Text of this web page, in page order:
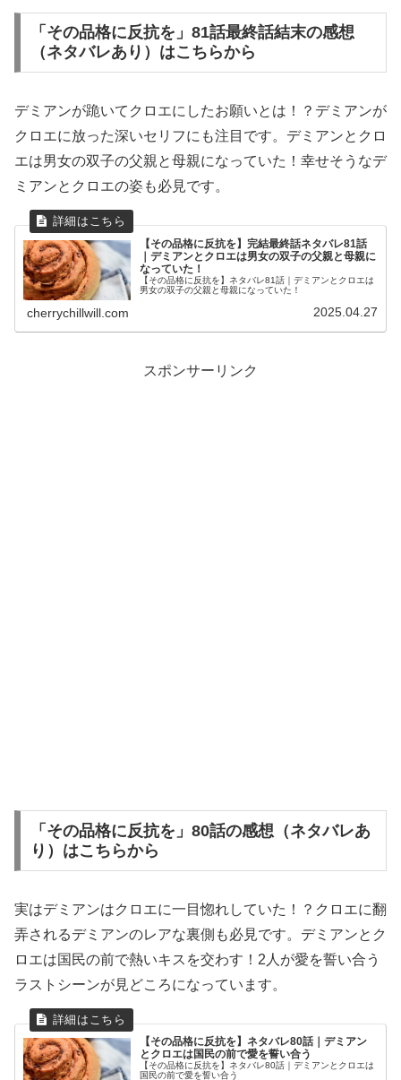
「その品格に反抗を」81話最終話結末の感想
（ネタバレあり）はこちらから
デミアンが跪いてクロエにしたお願いとは！？デミアンが
クロエに放った深いセリフにも注目です。デミアンとクロ
エは男女の双子の父親と母親になっていた！幸せそうなデ
ミアンとクロエの姿も必見です。
【その品格に反抗を】完結最終話ネタバレ81話
｜デミアンとクロエは男女の双子の父親と母親に
なっていた！
【その品格に反抗を】ネタバレ81話｜デミアンとクロエは
男女の双子の父親と母親になっていた！
cherrychillwill.com 2025.04.27
スポンサーリンク
「その品格に反抗を」80話の感想（ネタバレあ
り）はこちらから
実はデミアンはクロエに一目惚れしていた！？クロエに翻
弄されるデミアンのレアな裏側も必見です。デミアンとク
ロエは国民の前で熱いキスを交わす！2人が愛を誓い合う
ラストシーンが見どころになっています。
【その品格に反抗を】ネタバレ80話｜デミアン
とクロエは国民の前で愛を誓い合う
【その品格に反抗を】ネタバレ80話｜デミアンとクロエは
国民の前で愛を誓い合う